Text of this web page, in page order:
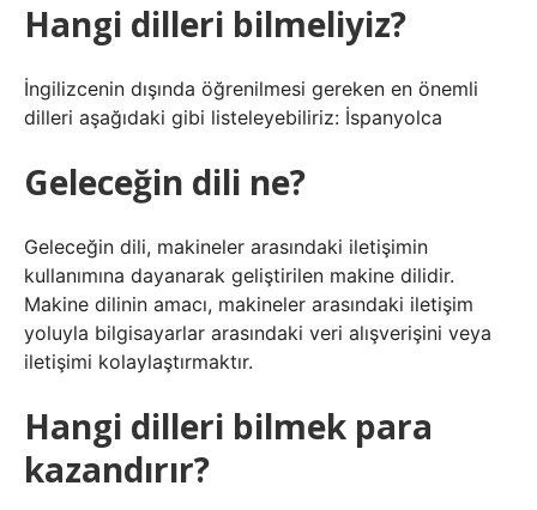
Hangi dilleri bilmeliyiz?
İngilizcenin dışında öğrenilmesi gereken en önemli
dilleri aşağıdaki gibi listeleyebiliriz: İspanyolca
Geleceğin dili ne?
Geleceğin dili, makineler arasındaki iletişimin
kullanımına dayanarak geliştirilen makine dilidir.
Makine dilinin amacı, makineler arasındaki iletişim
yoluyla bilgisayarlar arasındaki veri alışverişini veya
iletişimi kolaylaştırmaktır.
Hangi dilleri bilmek para
kazandırır?